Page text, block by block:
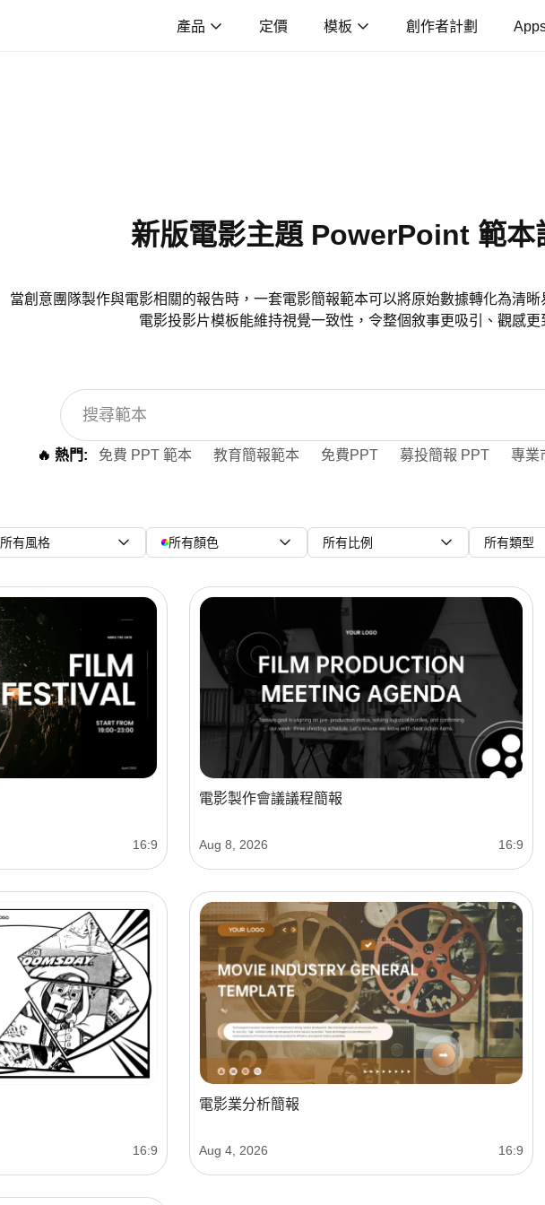
產品 定價 模板 創作者計劃
新版電影主題 PowerPoint 範本
當創意團隊製作與電影相關的報告時，一套電影簡報範本可以將原始數據轉化為清
電影投影片模板能維持視覺一致性，令整個敘事更吸引、觀感更
🔥 熱門: 免費 PPT 範本 教育簡報範本 免費PPT 募投簡報 PPT 專業
所有風格 所有顏色 所有比例 所有類型
16:9
電影製作會議議程簡報
Aug 8, 2026 16:9
16:9
電影業分析簡報
Aug 4, 2026 16:9